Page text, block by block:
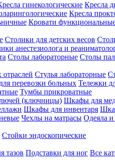
гинекологические Кресла
Кресла
Кровати
Столики для детских весов
анестезиолога и
Столы лабораторные Столы
отраслей Стулья лабораторные
перевозки больных Тележки
Тумбы прикроватные
(ключницы) Шкафы для
Шкафы для инвентаря
Чехлы на матрасы Одеяла и
Стойки эндоскопические
тазов Подставки для ног Все